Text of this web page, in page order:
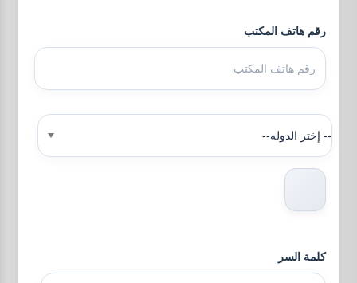
رقم هاتف المكتب
-- إختر الدوله--
كلمة السر